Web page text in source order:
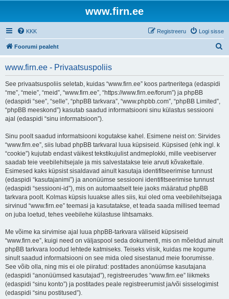
www.firn.ee
KKK Logi sisse
Registreeru
Foorumi pealeht
www.firn.ee - Privaatsuspoliis
See privaatsuspoliis seletab, kuidas “www.firn.ee” koos partneritega (edaspidi
“me”, “meie”, “meid”, “www.firn.ee”, “https://www.firn.ee/forum”) ja phpBB
(edaspidi “see”, “selle”, “phpBB tarkvara”, “www.phpbb.com”, “phpBB Limited”,
“phpBB meeskond”) kasutab saadud informatsiooni sinu külastus sessiooni
ajal (edaspidi “sinu informatsioon”).
Sinu poolt saadud informatsiooni kogutakse kahel. Esimene neist on: Sirvides
“www.firn.ee”, siis lubad phpBB tarkvaral luua küpsiseid. Küpsised (ehk ingl. k
“cookie”) kujutab endast väikest tekstikujulist andmeplokki, mille veebiserver
saadab teie veebilehitsejale ja mis salvestatakse teie arvuti kõvakettale.
Esimesed kaks küpsist sisaldavad ainult kasutaja identifitseerimise tunnust
(edaspidi “kasutajanimi”) ja anonüümse sessiooni identifitseerimise tunnust
(edaspidi “sessiooni-id”), mis on automaatselt teie jaoks määratud phpBB
tarkvara poolt. Kolmas küpsis luuakse alles siis, kui oled oma veebilehitsejaga
sirvinud “www.firn.ee” teemasi ja kasutatakse, et teada saada millised teemad
on juba loetud, tehes veebilehe külastuse lihtsamaks.
Me võime ka sirvimise ajal luua phpBB-tarkvara väliseid küpsiseid
“www.firn.ee”, kuigi need on väljaspool seda dokumenti, mis on mõeldud ainult
phpBB tarkvara loodud lehtede katmiseks. Teiseks viisik, kuidas me kogume
sinult saadud informatsiooni on see mida oled sisestanud meie foorumisse.
See võib olla, ning mis ei ole piiratud: postitades anonüümse kasutajana
(edaspidi “anonüümsed kasutajad”), registreerudes “www.firn.ee” liikmeks
(edaspidi “sinu konto”) ja postitades peale registreerumist ja/või sisselogimist
(edaspidi “sinu postitused”).